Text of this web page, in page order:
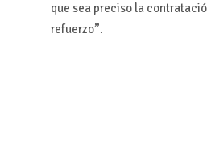
que sea preciso la
refuerzo”.